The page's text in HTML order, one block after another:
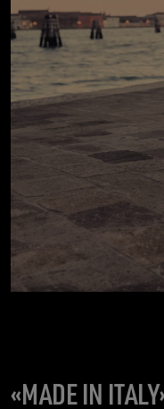
«MADE IN